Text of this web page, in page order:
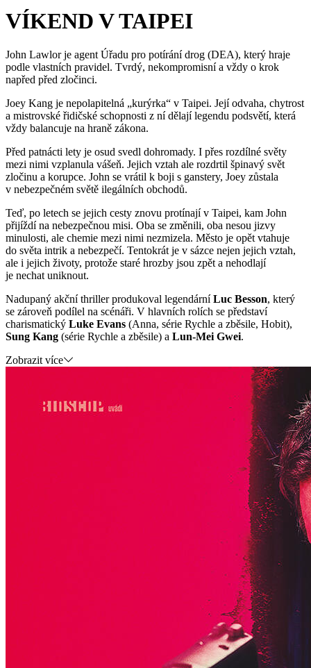
VÍKEND V TAIPEI
John Lawlor je agent Úřadu pro potírání drog (DEA), který hraje
podle vlastních pravidel. Tvrdý, nekompromisní a vždy o krok
napřed před zločinci.
Joey Kang je nepolapitelná „kurýrka“ v Taipei. Její odvaha, chytrost
a mistrovské řidičské schopnosti z ní dělají legendu podsvětí, která
vždy balancuje na hraně zákona.
Před patnácti lety je osud svedl dohromady. I přes rozdílné světy
mezi nimi vzplanula vášeň. Jejich vztah ale rozdrtil špinavý svět
zločinu a korupce. John se vrátil k boji s ganstery, Joey zůstala
v nebezpečném světě ilegálních obchodů.
Teď, po letech se jejich cesty znovu protínají v Taipei, kam John
přijíždí na nebezpečnou misi. Oba se změnili, oba nesou jizvy
minulosti, ale chemie mezi nimi nezmizela. Město je opět vtahuje
do světa intrik a nebezpečí. Tentokrát je v sázce nejen jejich vztah,
ale i jejich životy, protože staré hrozby jsou zpět a nehodlají
je nechat uniknout.
Nadupaný akční thriller produkoval legendárníLuc Besson, který
se zároveň podílel na scénáři. V hlavních rolích se představí
charismatický Luke Evans (Anna, série Rychle a zběsile, Hobit),
Sung Kang (série Rychle a zběsile) a Lun-Mei Gwei.
Zobrazit více